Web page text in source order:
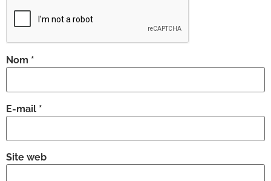
Nom *
E-mail *
Site web